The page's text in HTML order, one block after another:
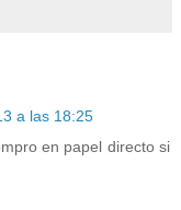
a las 18:25
en papel directo si